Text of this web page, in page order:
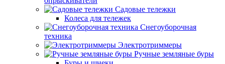
Садовые тележки
Колеса для тележек
Снегоуборочная
техника
Электротриммеры
Ручные земляные буры